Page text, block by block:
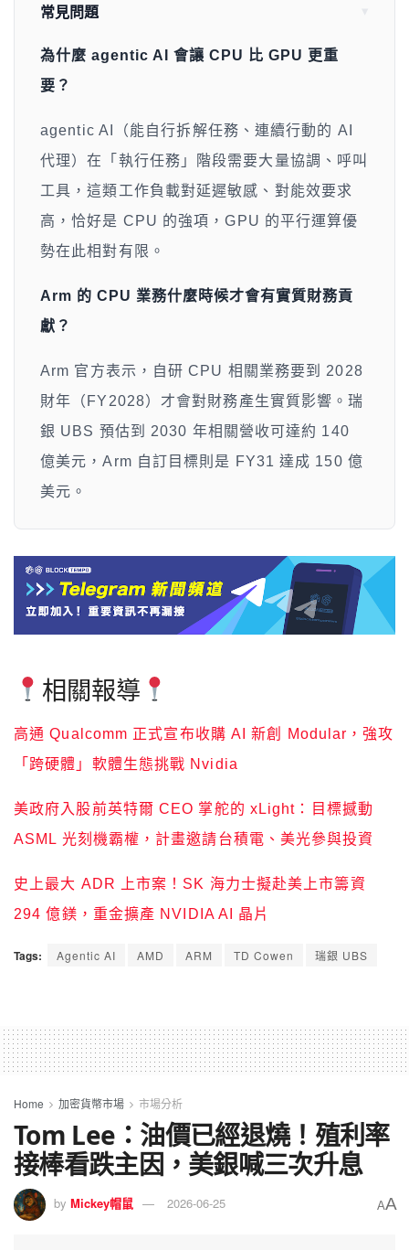
常見問題
為什麼 agentic AI 會讓 CPU 比 GPU 更重
要？
agentic AI（能自行拆解任務、連續行動的 AI
代理）在「執行任務」階段需要大量協調、呼叫
工具，這類工作負載對延遲敏感、對能效要求
高，恰好是 CPU 的強項，GPU 的平行運算優
勢在此相對有限。
Arm 的 CPU 業務什麼時候才會有實質財務貢
獻？
Arm 官方表示，自研 CPU 相關業務要到 2028
財年（FY2028）才會對財務產生實質影響。瑞
銀 UBS 預估到 2030 年相關營收可達約 140
億美元，Arm 自訂目標則是 FY31 達成 150 億
美元。
相關報導
高通 Qualcomm 正式宣布收購 AI 新創 Modular，強攻
「跨硬體」軟體生態挑戰 Nvidia
美政府入股前英特爾 CEO 掌舵的 xLight：目標撼動
ASML 光刻機霸權，計畫邀請台積電、美光參與投資
史上最大 ADR 上市案！SK 海力士擬赴美上市籌資
294 億鎂，重金擴產 NVIDIA AI 晶片
Tags: Agentic AI AMD ARM TD Cowen 瑞銀 UBS
Home 加密貨幣市場 市場分析
Tom Lee：油價已經退燒！殖利率
接棒看跌主因，美銀喊三次升息
by Mickey帽鼠 2026-06-25 AA